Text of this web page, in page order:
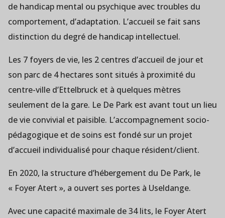
de handicap mental ou psychique avec troubles du
comportement, d’adaptation. L’accueil se fait sans
distinction du degré de handicap intellectuel.
Les 7 foyers de vie, les 2 centres d’accueil de jour et
son parc de 4 hectares sont situés à proximité du
centre-ville d’Ettelbruck et à quelques mètres
seulement de la gare. Le De Park est avant tout un lieu
de vie convivial et paisible. L’accompagnement socio-
pédagogique et de soins est fondé sur un projet
d’accueil individualisé pour chaque résident/client.
En 2020, la structure d’hébergement du De Park, le
« Foyer Atert », a ouvert ses portes à Useldange.
Avec une capacité maximale de 34 lits, le Foyer Atert